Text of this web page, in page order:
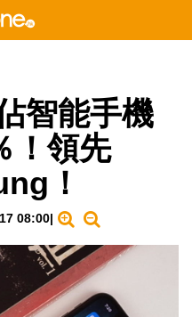
智能手機
！領先
！
08:00|